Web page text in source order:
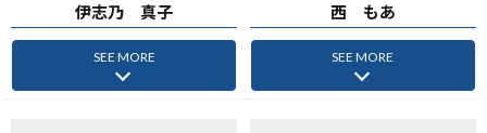
伊志乃 真子
SEE MORE
西 もあ
SEE MORE